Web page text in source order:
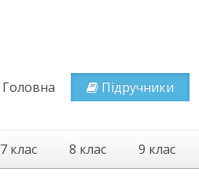
Головна Підручники
7 клас 8 клас 9 клас